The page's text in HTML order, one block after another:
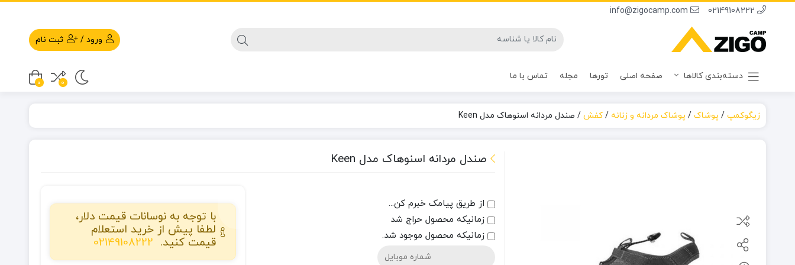
02149108222
info@zigocamp.com
ورود / ثبت نام
دسته‌بندی کالاها صفحه اصلی تورها مجله تماس با ما
0
0
زیگوکمپ/ پوشاک/ پوشاک مردانه و زنانه /کفش/ صندل مردانه اسنوهاک مدل Keen
صندل مردانه اسنوهاک مدل Keen
از طریق پیامک خبرم کن...
زمانیکه محصول حراج شد
زمانیکه محصول موجود شد.
با توجه به نوسانات قیمت دلار،
لطفا پیش از خرید استعلام
قیمت کنید. 02149108222